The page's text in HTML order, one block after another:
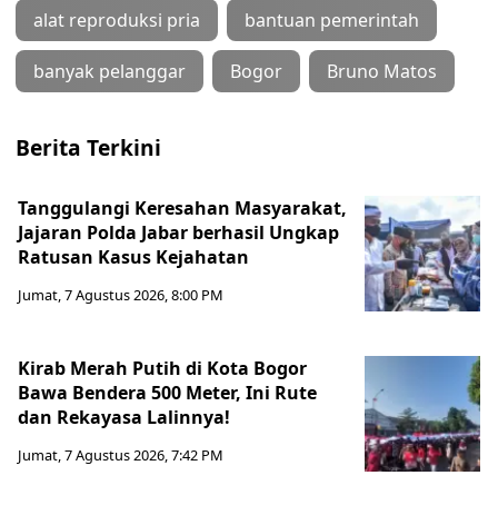
alat reproduksi pria bantuan pemerintah
banyak pelanggar Bogor Bruno Matos
Berita Terkini
Tanggulangi Keresahan Masyarakat,
Jajaran Polda Jabar berhasil Ungkap
Ratusan Kasus Kejahatan
Jumat, 7 Agustus 2026, 8:00 PM
Kirab Merah Putih di Kota Bogor
Bawa Bendera 500 Meter, Ini Rute
dan Rekayasa Lalinnya!
Jumat, 7 Agustus 2026, 7:42 PM